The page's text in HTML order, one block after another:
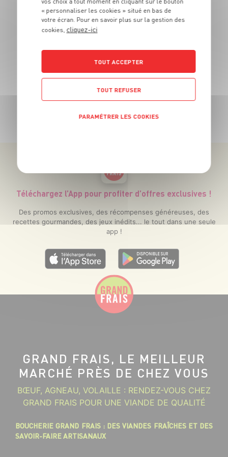
17€99
-30%
Téléchargez l’App pour profiter d’offres exclusives !
Des promos exclusives, des récompenses généreuses, des
recettes gourmandes, des jeux inédits... le tout dans une seule
app !
GRAND FRAIS, LE MEILLEUR
MARCHÉ PRÈS DE CHEZ VOUS
BŒUF, AGNEAU, VOLAILLE : RENDEZ-VOUS CHEZ
GRAND FRAIS POUR UNE VIANDE DE QUALITÉ
BOUCHERIE GRAND FRAIS : DES VIANDES FRAÎCHES ET DES
SAVOIR-FAIRE ARTISANAUX
« personnaliser les cookies » situé en bas de
votre écran. Pour en savoir plus sur la gestion des
cookies, cliquez-ici
TOUT ACCEPTER
TOUT REFUSER
PARAMÉTRER LES COOKIES